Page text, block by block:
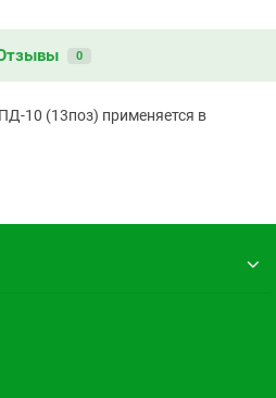
0
10 (13поз) применяется в